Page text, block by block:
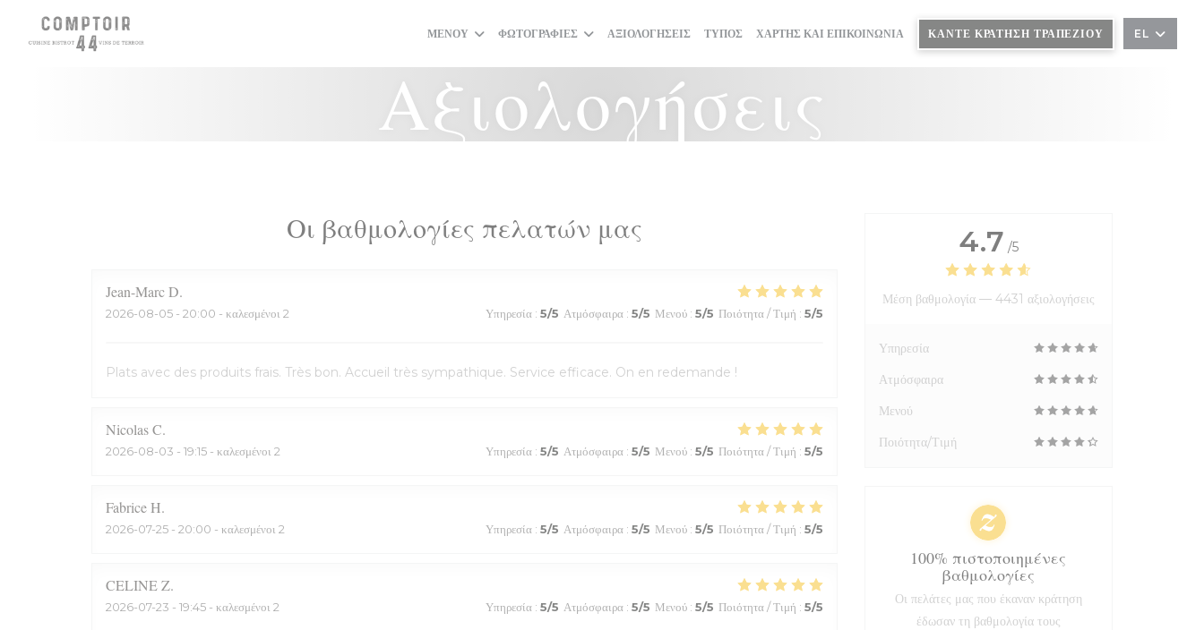
Πίνακας διαχείρισης "Μπισκότων" (Cookies)
ΜΕΝΟΎ ΦΩΤΟΓΡΑΦΊΕΣ ΑΞΙΟΛΟΓΉΣΕΙΣ ΤΎΠΟΣ ΧΆΡΤΗΣ ΚΑΙ ΕΠΙΚΟΙΝΩΝΊΑ ΚΆΝΤΕ ΚΡΆΤΗΣΗ ΤΡΑΠΕΖΙΟΎ EL
Αξιολογήσεις
Οι βαθμολογίες πελατών μας
Jean-MarcD
2026-08-05 - 20:00 - καλεσμένοι 2 Υπηρεσία: 5/5 Ατμόσφαιρα: 5/5 Μενού: 5/5 Ποιότητα / Τιμή : 5/5
Plats avec des produits frais. Très bon. Accueil très sympathique. Service efficace. On en redemande !
NicolasC
2026-08-03 - 19:15 - καλεσμένοι 2 Υπηρεσία: 5/5 Ατμόσφαιρα: 5/5 Μενού: 5/5 Ποιότητα / Τιμή : 5/5
FabriceH
2026-07-25 - 20:00 - καλεσμένοι 2 Υπηρεσία: 5/5 Ατμόσφαιρα: 5/5 Μενού: 5/5 Ποιότητα / Τιμή : 5/5
CELINEZ
2026-07-23 - 19:45 - καλεσμένοι 2 Υπηρεσία: 5/5 Ατμόσφαιρα: 5/5 Μενού: 5/5 Ποιότητα / Τιμή : 5/5
4.7 /5
Μέση βαθμολογία — 4431 αξιολογήσεις
Υπηρεσία
Ατμόσφαιρα
Μενού
Ποιότητα/Τιμή
100% πιστοποιημένες
βαθμολογίες
Οι πελάτες μας που έκαναν κράτηση
έδωσαν τη βαθμολογία τους